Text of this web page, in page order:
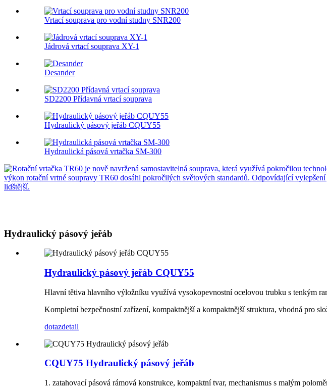
Vrtací souprava pro vodní studny SNR200
Jádrová vrtací souprava XY-1
Desander
SD2200 Přídavná vrtací souprava
Hydraulický pásový jeřáb CQUY55
Hydraulická pásová vrtačka SM-300
Hydraulický pásový jeřáb
Hydraulický pásový jeřáb CQUY55
Hlavní tětiva hlavního výložníku využívá vysokopevnostní ocelovou trubku s tenkým
Kompletní bezpečnostní zařízení, kompaktnější a kompaktnější struktura, vhodná pro
dotazdetail
CQUY75 Hydraulický pásový jeřáb
1. zatahovací pásová rámová konstrukce, kompaktní tvar, mechanismus s malým